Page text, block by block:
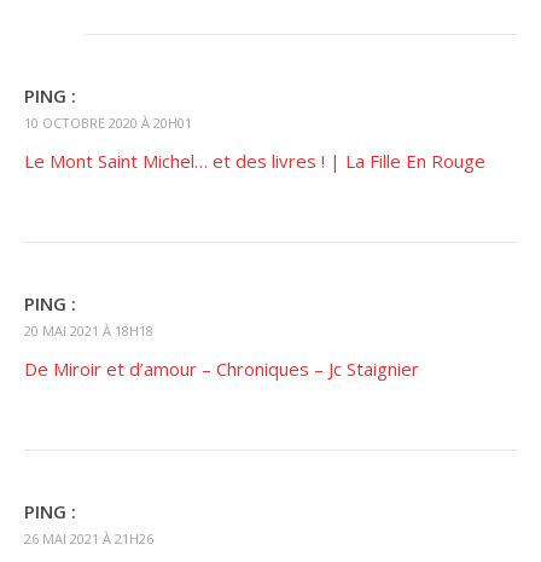
PING :
10 OCTOBRE 2020 À 20H01
Le Mont Saint Michel… et des livres ! | La Fille En Rouge
PING :
20 MAI 2021 À 18H18
De Miroir et d’amour – Chroniques – Jc Staignier
PING :
26 MAI 2021 À 21H26